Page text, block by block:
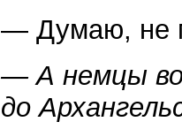
— Думаю, не
— А немцы
до